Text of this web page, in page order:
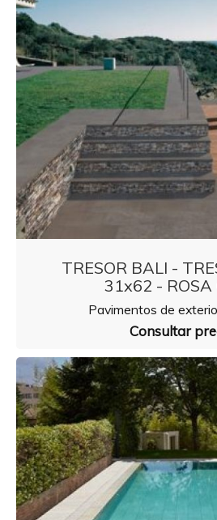
TRESOR BALI -
31x62 - ROSA
Pavimentos de
Consultar